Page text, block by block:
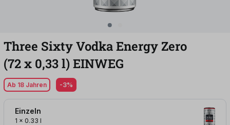
Three Sixty Vodka Energy Zero
(72x 0,33l)EINWEG
Ab 18 Jahren -3%
Einzeln
1 x 0.33 l